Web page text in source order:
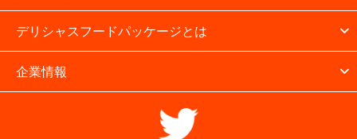
デリシャスフードパッケージとは
企業情報